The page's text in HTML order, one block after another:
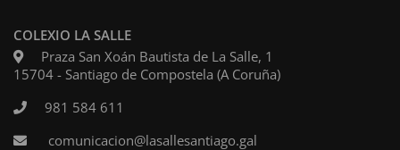
COLEXIO LA SALLE
Praza San Xoán Bautista de La Salle, 1
15704 - Santiago de Compostela (A Coruña)
981 584 611
comunicacion@lasallesantiago.gal